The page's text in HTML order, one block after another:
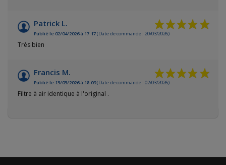
Patrick L.
Publié le 02/04/2026 à 17:17(Date de commande : 20/03/2026)
Très bien
Francis M.
Publié le 13/03/2026 à 18:09(Date de commande : 02/03/2026)
Filtre à air identique à l'original .